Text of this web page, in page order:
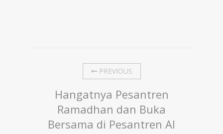
PREVIOUS
Hangatnya Pesantren
Ramadhan dan Buka
Bersama di Pesantren Al